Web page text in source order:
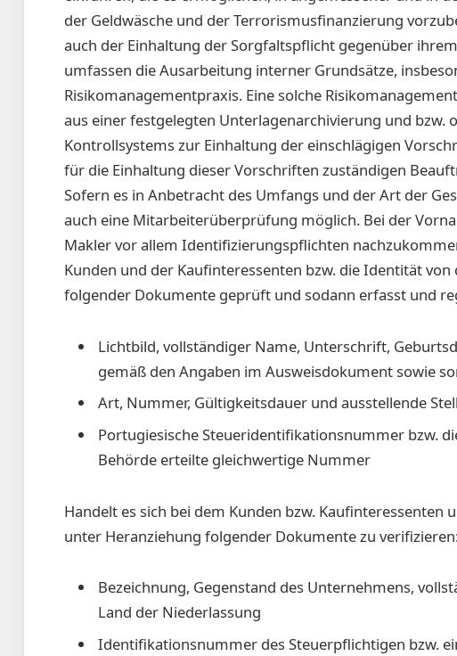
der Geldwäsche und der Terrorismusfinanzierung
auch der Einhaltung der Sorgfaltspflicht gegenüber
umfassen die Ausarbeitung interner Grundsätze,
Risikomanagementpraxis. Eine solche
aus einer festgelegten Unterlagenarchivierung und bzw.
Kontrollsystems zur Einhaltung der einschlägigen
für die Einhaltung dieser Vorschriften zuständigen
Sofern es in Anbetracht des Umfangs und der Art der
auch eine Mitarbeiterüberprüfung möglich. Bei der
Makler vor allem Identifizierungspflichten
Kunden und der Kaufinteressenten bzw. die Identität
folgender Dokumente geprüft und sodann erfasst und
Lichtbild, vollständiger Name, Unterschrift,
gemäß den Angaben im Ausweisdokument sowie
Art, Nummer, Gültigkeitsdauer und ausstellende
Portugiesische Steueridentifikationsnummer bzw.
Behörde erteilte gleichwertige Nummer
Handelt es sich bei dem Kunden bzw.
unter Heranziehung folgender Dokumente zu
Bezeichnung, Gegenstand des Unternehmens,
Land der Niederlassung
Identifikationsnummer des Steuerpflichtigen bzw.